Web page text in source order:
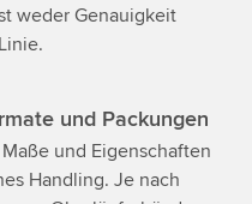
weder Genauigkeit
und Packungen
und Eigenschaften
Handling. Je nach